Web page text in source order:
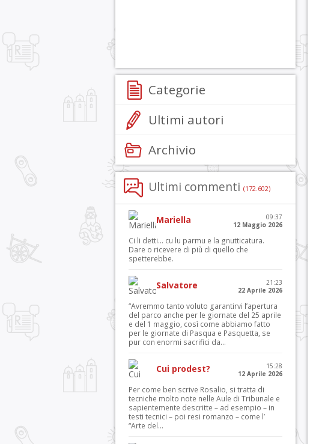
Categorie
Ultimi autori
Archivio
Ultimi commenti (172.602)
Mariella
09:37
12 Maggio 2026
Ci li detti… cu lu parmu e la gnutticatura.
Dare o ricevere di più di quello che
spetterebbe.
Salvatore
21:23
22 Aprile 2026
“Avremmo tanto voluto garantirvi l’apertura
del parco anche per le giornate del 25 aprile
e del 1 maggio, così come abbiamo fatto
per le giornate di Pasqua e Pasquetta, se
pur con enormi sacrifici da...
Cui prodest?
15:28
12 Aprile 2026
Per come ben scrive Rosalio, si tratta di
tecniche molto note nelle Aule di Tribunale e
sapientemente descritte – ad esempio – in
testi tecnici – poi resi romanzo – come l’
“Arte del...